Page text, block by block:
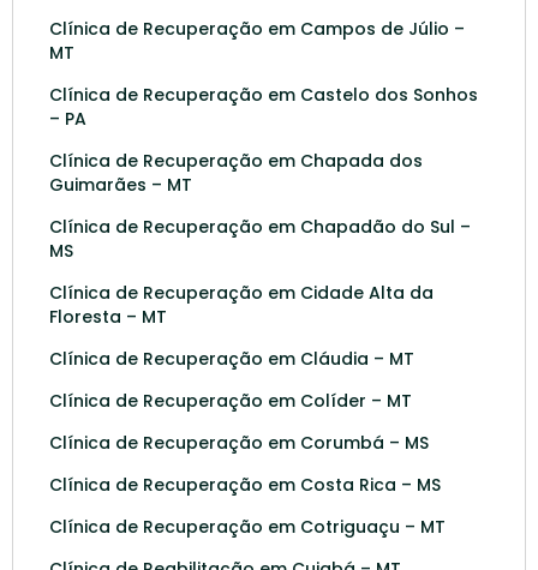
Clínica de Recuperação em Campos de Júlio –
MT
Clínica de Recuperação em Castelo dos Sonhos
– PA
Clínica de Recuperação em Chapada dos
Guimarães – MT
Clínica de Recuperação em Chapadão do Sul –
MS
Clínica de Recuperação em Cidade Alta da
Floresta – MT
Clínica de Recuperação em Cláudia – MT
Clínica de Recuperação em Colíder – MT
Clínica de Recuperação em Corumbá – MS
Clínica de Recuperação em Costa Rica – MS
Clínica de Recuperação em Cotriguaçu – MT